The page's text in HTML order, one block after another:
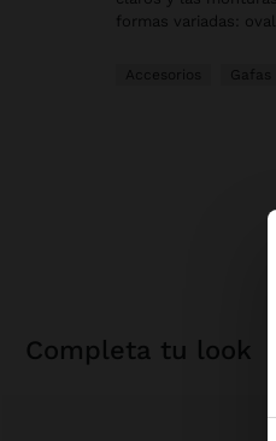
formas variadas:
Accesorios Gafas
completa tu look